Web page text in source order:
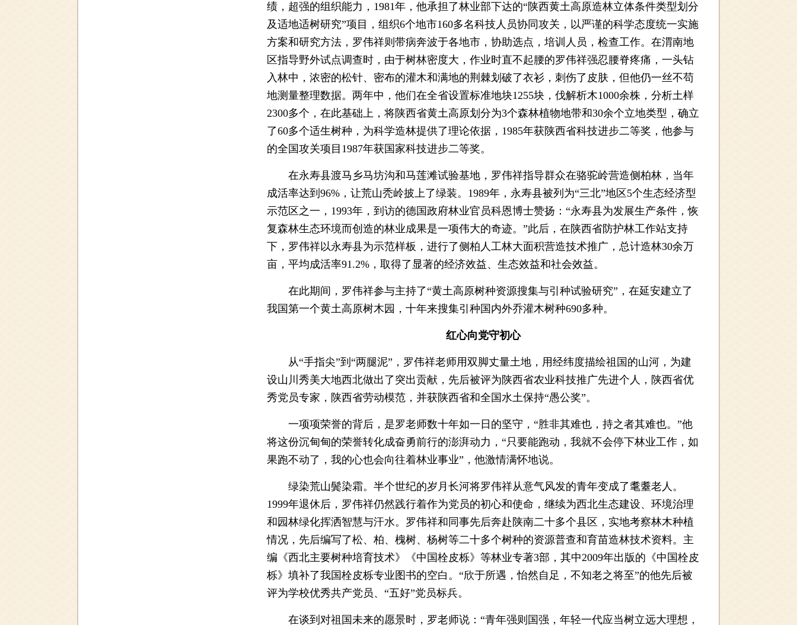
绩，超强的组织能力，1981年，他承担了林业部下达的“陕西黄土高原造林立体条件类型划分
及适地适树研究”项目，组织6个地市160多名科技人员协同攻关，以严谨的科学态度统一实施
方案和研究方法，罗伟祥则带病奔波于各地市，协助选点，培训人员，检查工作。在渭南地
区指导野外试点调查时，由于树林密度大，作业时直不起腰的罗伟祥强忍腰脊疼痛，一头钻
入林中，浓密的松针、密布的灌木和满地的荆棘划破了衣衫，刺伤了皮肤，但他仍一丝不苟
地测量整理数据。两年中，他们在全省设置标准地块1255块，伐解析木1000余株，分析土样
2300多个，在此基础上，将陕西省黄土高原划分为3个森林植物地带和30余个立地类型，确立
了60多个适生树种，为科学造林提供了理论依据，1985年获陕西省科技进步二等奖，他参与
的全国攻关项目1987年获国家科技进步二等奖。
在永寿县渡马乡马坊沟和马莲滩试验基地，罗伟祥指导群众在骆驼岭营造侧柏林，当年
成活率达到96%，让荒山秃岭披上了绿装。1989年，永寿县被列为“三北”地区5个生态经济型
示范区之一，1993年，到访的德国政府林业官员科恩博士赞扬：“永寿县为发展生产条件，恢
复森林生态环境而创造的林业成果是一项伟大的奇迹。”此后，在陕西省防护林工作站支持
下，罗伟祥以永寿县为示范样板，进行了侧柏人工林大面积营造技术推广，总计造林30余万
亩，平均成活率91.2%，取得了显著的经济效益、生态效益和社会效益。
在此期间，罗伟祥参与主持了“黄土高原树种资源搜集与引种试验研究”，在延安建立了
我国第一个黄土高原树木园，十年来搜集引种国内外乔灌木树种690多种。
红心向党守初心
从“手指尖”到“两腿泥”，罗伟祥老师用双脚丈量土地，用经纬度描绘祖国的山河，为建
设山川秀美大地西北做出了突出贡献，先后被评为陕西省农业科技推广先进个人，陕西省优
秀党员专家，陕西省劳动模范，并获陕西省和全国水土保持“愚公奖”。
一项项荣誉的背后，是罗老师数十年如一日的坚守，“胜非其难也，持之者其难也。”他
将这份沉甸甸的荣誉转化成奋勇前行的澎湃动力，“只要能跑动，我就不会停下林业工作，如
果跑不动了，我的心也会向往着林业事业”，他激情满怀地说。
绿染荒山鬓染霜。半个世纪的岁月长河将罗伟祥从意气风发的青年变成了耄耋老人。
1999年退休后，罗伟祥仍然践行着作为党员的初心和使命，继续为西北生态建设、环境治理
和园林绿化挥洒智慧与汗水。罗伟祥和同事先后奔赴陕南二十多个县区，实地考察林木种植
情况，先后编写了松、柏、槐树、杨树等二十多个树种的资源普查和育苗造林技术资料。主
编《西北主要树种培育技术》《中国栓皮栎》等林业专著3部，其中2009年出版的《中国栓皮
栎》填补了我国栓皮栎专业图书的空白。“欣于所遇，怡然自足，不知老之将至”的他先后被
评为学校优秀共产党员、“五好”党员标兵。
在谈到对祖国未来的愿景时，罗老师说：“青年强则国强，年轻一代应当树立远大理想，